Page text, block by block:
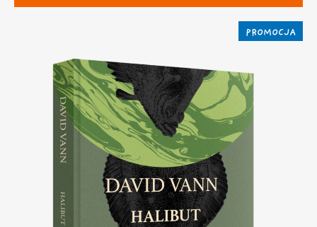
PROMOCJA